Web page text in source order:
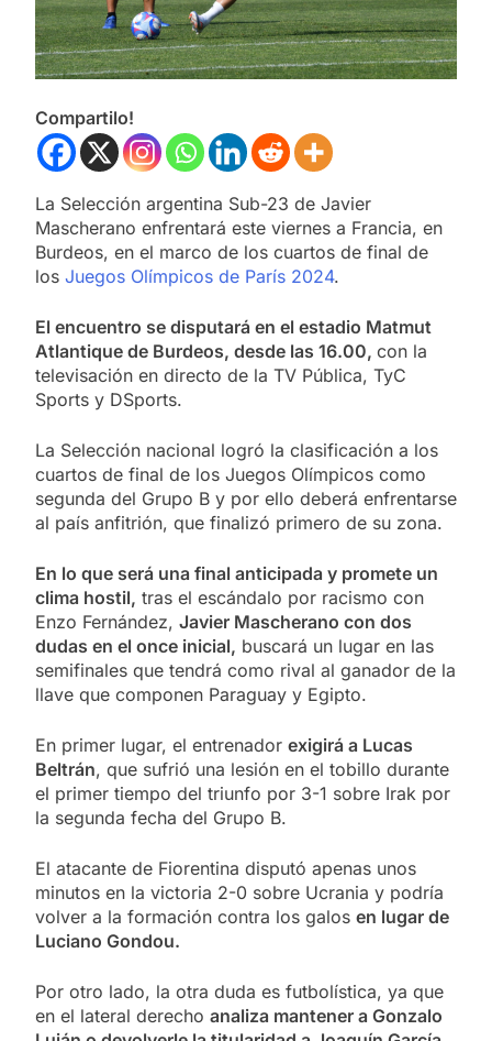
Compartilo!
La Selección argentina Sub-23 de Javier
Mascherano enfrentará este viernes a Francia, en
Burdeos, en el marco de los cuartos de final de
los Juegos Olímpicos de París 2024.
El encuentro se disputará en el estadio Matmut
Atlantique de Burdeos, desde las 16.00, con la
televisación en directo de la TV Pública, TyC
Sports y DSports.
La Selección nacional logró la clasificación a los
cuartos de final de los Juegos Olímpicos como
segunda del Grupo B y por ello deberá enfrentarse
al país anfitrión, que finalizó primero de su zona.
En lo que será una final anticipada y promete un
clima hostil, tras el escándalo por racismo con
Enzo Fernández, Javier Mascherano con dos
dudas en el once inicial, buscará un lugar en las
semifinales que tendrá como rival al ganador de la
llave que componen Paraguay y Egipto.
En primer lugar, el entrenador exigirá a Lucas
Beltrán, que sufrió una lesión en el tobillo durante
el primer tiempo del triunfo por 3-1 sobre Irak por
la segunda fecha del Grupo B.
El atacante de Fiorentina disputó apenas unos
minutos en la victoria 2-0 sobre Ucrania y podría
volver a la formación contra los galos en lugar de
Luciano Gondou.
Por otro lado, la otra duda es futbolística, ya que
en el lateral derecho analiza mantener a Gonzalo